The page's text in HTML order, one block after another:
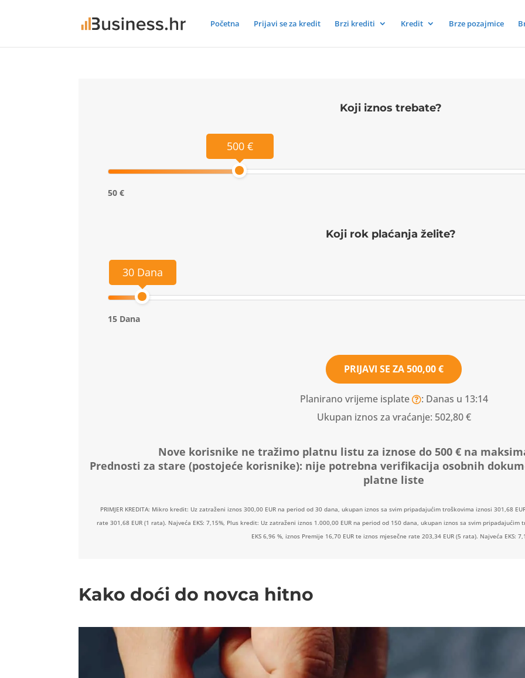
Početna Prijavi se za kredit Brzi krediti Kredit Brze pozajmice
Koji iznos trebate?
500 €
50 €
Koji rok plaćanja želite?
30 Dana
15 Dana
PRIJAVI SE ZA500,00 €
Planirano vrijeme isplate
: Danas u 13:14
Ukupan iznos za vraćanje: 502,80 €
Nove korisnike ne tražimo platnu listu za iznose do 500 € na
Prednosti za stare (postojeće korisnike): nije potrebna verifikacija osobnih
platne liste
PRIMJER KREDITA: Mikro kredit: Uz zatraženi iznos 300,00 EUR na period od 30 dana, ukupan iznos sa svim pripadajućim troškovima iznosi 301,68
rate 301,68 EUR (1 rata). Najveća EKS: 7,15%, Plus kredit: Uz zatraženi iznos 1.000,00 EUR na period od 150 dana, ukupan iznos sa svim
EKS 6,96 %, iznos Premije 16,70 EUR te iznos mjesečne rate 203,34 EUR (5 rata). Najveća EKS:
Kako doći do novca hitno